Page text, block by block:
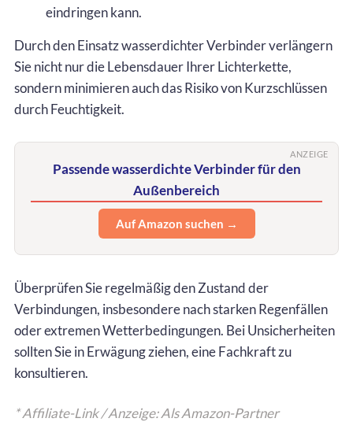
eindringen kann.
Durch den Einsatz wasserdichter Verbinder verlängern
Sie nicht nur die Lebensdauer Ihrer Lichterkette,
sondern minimieren auch das Risiko von Kurzschlüssen
durch Feuchtigkeit.
ANZEIGE
Passende wasserdichte Verbinder für den
Außenbereich
Auf Amazon suchen →
Überprüfen Sie regelmäßig den Zustand der
Verbindungen, insbesondere nach starken Regenfällen
oder extremen Wetterbedingungen. Bei Unsicherheiten
sollten Sie in Erwägung ziehen, eine Fachkraft zu
konsultieren.
* Affiliate-Link / Anzeige: Als Amazon-Partner